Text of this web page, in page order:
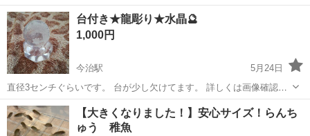
特に気になる汚れはありません。 まとめ買い受付ていますので、お気
軽にコメントください。
愛媛 今治市 今治駅 その他 ハーゲンダッツ
台付き★龍彫り★水晶🔮
1,000円
今治駅
5月24日
直径3センチぐらいです。 台が少し欠けてます。 詳しくは画像確認&
質問にてよろしくお願い致します。
愛媛 今治市 今治駅 その他 水晶
【大きくなりました！】安心サイズ！らんち
ゅう 稚魚